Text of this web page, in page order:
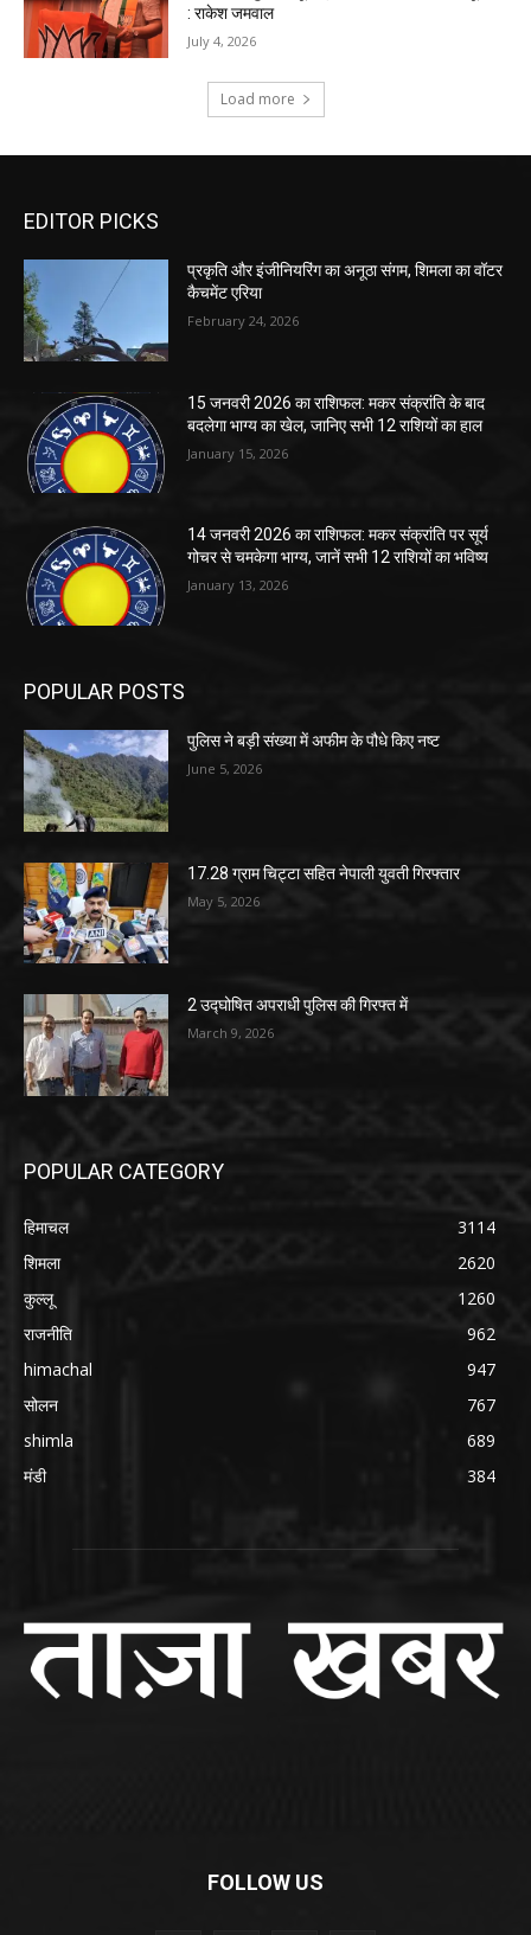
EDITOR PICKS
प्रकृति और इंजीनियरिंग का अनूठा संगम, शिमला का वॉटर
कैचमेंट एरिया
February 24, 2026
15 जनवरी 2026 का राशिफल: मकर संक्रांति के बाद
बदलेगा भाग्य का खेल, जानिए सभी 12 राशियों का हाल
January 15, 2026
14 जनवरी 2026 का राशिफल: मकर संक्रांति पर सूर्य
गोचर से चमकेगा भाग्य, जानें सभी 12 राशियों का भविष्य
January 13, 2026
POPULAR POSTS
पुलिस ने बड़ी संख्या में अफीम के पौधे किए नष्ट
June 5, 2026
17.28 ग्राम चिट्टा सहित नेपाली युवती गिरफ्तार
May 5, 2026
2 उद्घोषित अपराधी पुलिस की गिरफ्त में
March 9, 2026
POPULAR CATEGORY
हिमाचल
3114
शिमला
2620
कुल्लू
1260
राजनीति
962
himachal
947
सोलन
767
shimla
689
मंडी
384
FOLLOW US